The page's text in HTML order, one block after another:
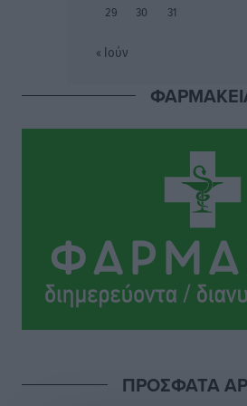
Αθλητικά• πριν 5 ώρες
Σι Τζέι Χάρις: «Να
Αθλητικά • πριν 5 ώρες
Ροδήλιος: Ο απολογισμός από το
Πρωτάθλημα Πίστας
29
30 31
« Ιούν
ΠΡΟΣΦΑΤΑ